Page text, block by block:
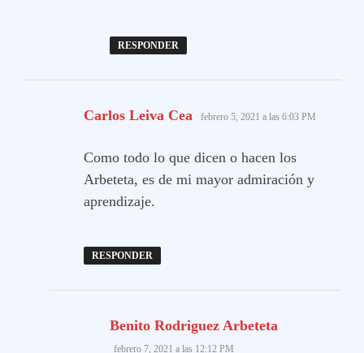
RESPONDER
Carlos Leiva Cea dice:
febrero 5, 2021 a las 6:03 PM
Como todo lo que dicen o hacen los
Arbeteta, es de mi mayor admiración y
aprendizaje.
RESPONDER
Benito Rodriguez Arbeteta
febrero 7, 2021 a las 12:12 PM